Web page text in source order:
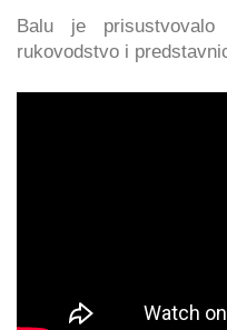
Balu je
rukovodstvo i